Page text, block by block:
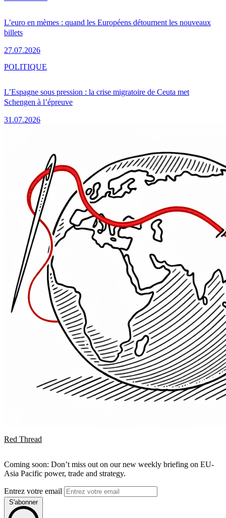
L’euro en mèmes : quand les Européens détournent les nouveaux
billets
27.07.2026
L’Espagne sous pression : la crise migratoire de Ceuta met
Schengen à l’épreuve
31.07.2026
POLITIQUE
Red Thread
Coming soon: Don’t miss out on our new weekly briefing on EU-
Asia Pacific power, trade and strategy.
Entrez votre email
S'abonner